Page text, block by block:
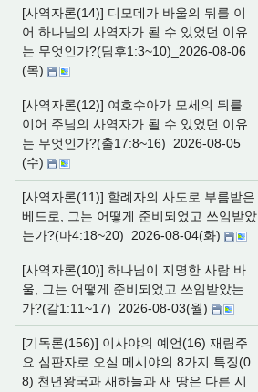
[사역자론(14)] 디모데가 바울의 뒤를 이
어 하나님의 사역자가 될 수 있었던 이유
는 무엇인가?(딤후1:3~10)_2026-08-06
(목)
[사역자론(12)] 여호수아가 모세의 뒤를
이어 주님의 사역자가 될 수 있었던 이유
는 무엇인가?(출17:8~16)_2026-08-05
(수)
[사역자론(11)] 할례자의 사도로 부름받은
베드로, 그는 어떻게 준비되었고 쓰임받았
는가?(마4:18~20)_2026-08-04(화)
[사역자론(10)] 하나님이 지명한 사람 바
울, 그는 어떻게 준비되었고 쓰임받았는
가?(갈1:11~17)_2026-08-03(월)
[기독론(156)] 이사야의 예언(16) 재림주
요 심판자로 오실 메시야의 8가지 특징(0
8) 천년왕국과 새하늘과 새 땅은 다른 시